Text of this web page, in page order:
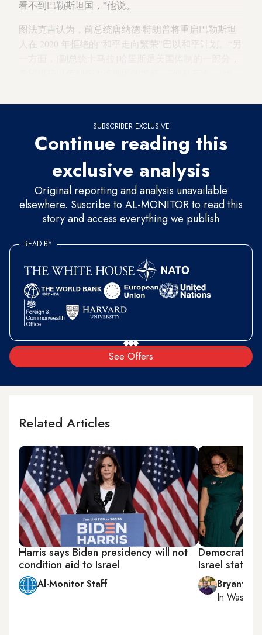
看不到巴勒斯坦国，”他说。
图法克吉认为，前总统唐纳德·特朗普将重启巴勒斯坦
人在 2020 年拒绝的“和平走向繁荣”巴以和平计划。“另
SUBSCRIBER EXCLUSIVE
Continue reading this
exclusive analysis
Original reporting and analysis unavailable
elsewhere. Suscribe to AL-MONITOR to read this
story and access everything we publish
See Offers
READ BY
Related Articles
Harris says Biden presidency will not
condition aid to Israel
Al-Monitor Staff
Democratic
Israel status
Bryant
In